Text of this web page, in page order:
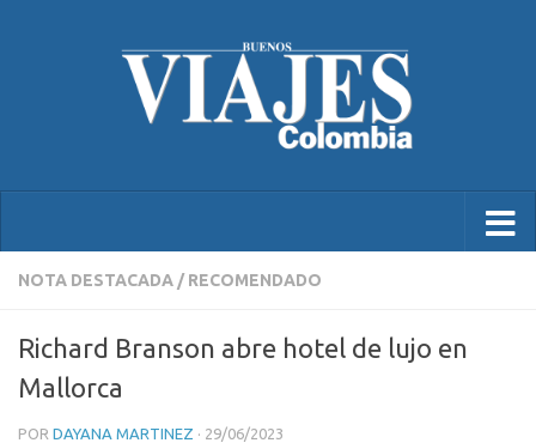
NOTA DESTACADA / RECOMENDADO
Richard Branson abre hotel de lujo en
Mallorca
POR DAYANA MARTINEZ · 29/06/2023